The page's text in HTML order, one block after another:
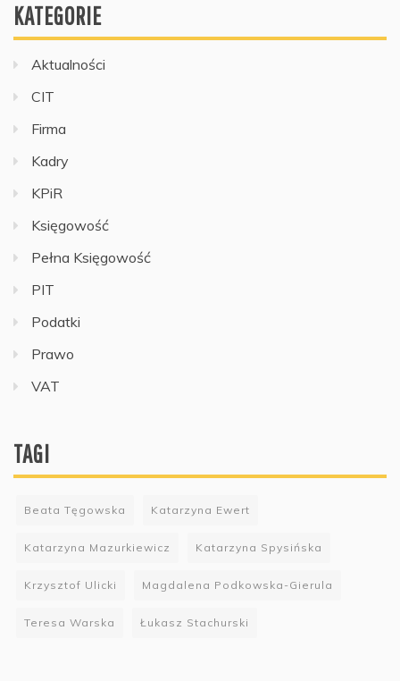
KATEGORIE
Aktualności
CIT
Firma
Kadry
KPiR
Księgowość
Pełna Księgowość
PIT
Podatki
Prawo
VAT
TAGI
Beata Tęgowska Katarzyna Ewert
Katarzyna Mazurkiewicz Katarzyna Spysińska
Krzysztof Ulicki Magdalena Podkowska-Gierula
Teresa Warska Łukasz Stachurski